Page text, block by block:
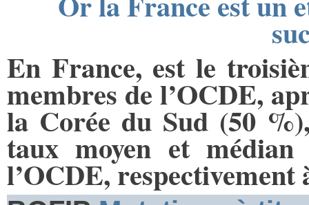
En France, est le
membres de l’OCDE,
la Corée du Sud (50
taux moyen et médian
l’OCDE, respectivement